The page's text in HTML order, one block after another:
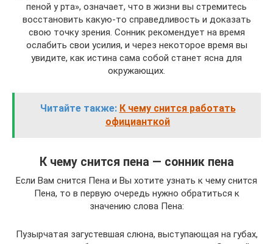
пеной у рта», означает, что в жизни вы стремитесь
восстановить какую-то справедливость и доказать
свою точку зрения. Сонник рекомендует на время
ослабить свои усилия, и через некоторое время вы
увидите, как истина сама собой станет ясна для
окружающих.
Читайте также: К чему снится работать
официанткой
К чему снится пена — сонник пена
Если Вам снится Пена и Вы хотите узнать к чему снится
Пена, то в первую очередь нужно обратиться к
значению слова Пена:
Пузырчатая загустевшая слюна, выступающая на губах,